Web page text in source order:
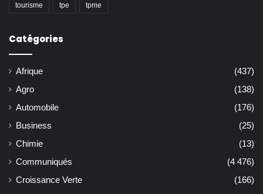
tourisme tpe tpme
Catégories
Afrique
(437)
Agro
(138)
Automobile
(176)
Business
(25)
Chimie
(13)
Communiqués
(4 476)
Croissance Verte
(166)